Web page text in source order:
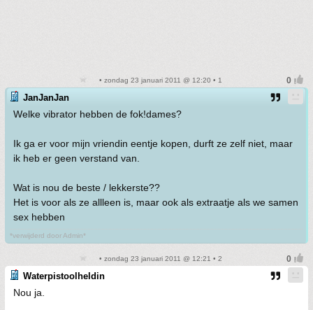
• zondag 23 januari 2011 @ 12:20 • 1
JanJanJan
Welke vibrator hebben de fok!dames?
Ik ga er voor mijn vriendin eentje kopen, durft ze zelf niet, maar
ik heb er geen verstand van.
Wat is nou de beste / lekkerste??
Het is voor als ze allleen is, maar ook als extraatje als we samen
sex hebben
*verwijderd door Admin*
• zondag 23 januari 2011 @ 12:21 • 2
Waterpistoolheldin
Nou ja.